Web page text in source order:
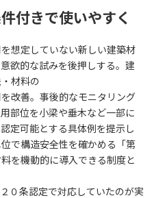
付きで使いやすく
想定していない新しい建築材
欲的な試みを後押しする。建
材料の
改善。事後的なモニタリング
部位を小梁や垂木など一部に
定可能とする具体例を提示し
で構造安全性を確かめる「第
を機動的に導入できる制度と
０条認定で対応していたのが実